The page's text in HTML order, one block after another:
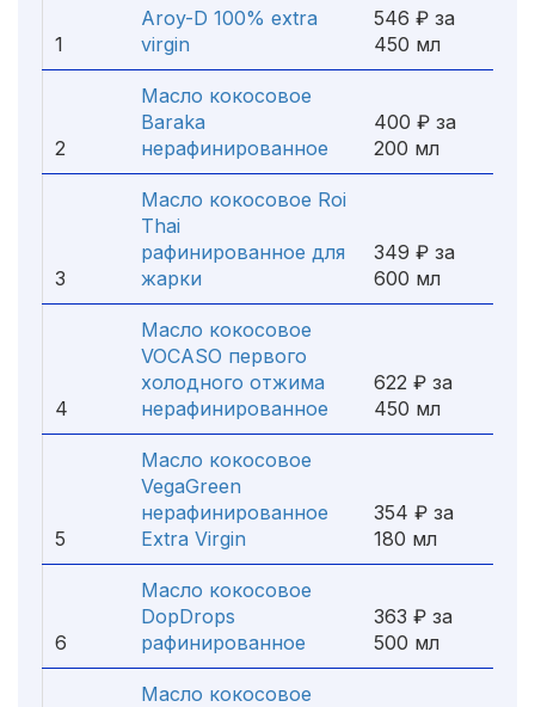
1
Aroy-D 100% extra
virgin
546 ₽ за
450 мл
2
Масло кокосовое
Baraka
нерафинированное
400 ₽ за
200 мл
3
Масло кокосовое Roi
Thai
рафинированное для
жарки
349 ₽ за
600 мл
4
Масло кокосовое
VOCASO первого
холодного отжима
нерафинированное
622 ₽ за
450 мл
5
Масло кокосовое
VegaGreen
нерафинированное
Extra Virgin
354 ₽ за
180 мл
6
Масло кокосовое
DopDrops
рафинированное
363 ₽ за
500 мл
Масло кокосовое